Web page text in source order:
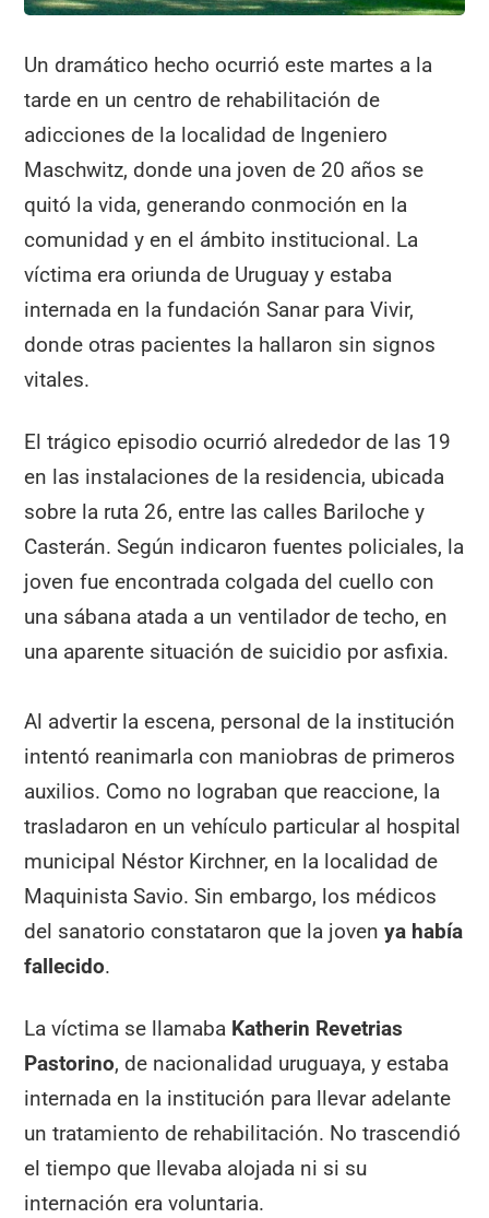
Un dramático hecho ocurrió este martes a la
tarde en un centro de rehabilitación de
adicciones de la localidad de Ingeniero
Maschwitz, donde una joven de 20 años se
quitó la vida, generando conmoción en la
comunidad y en el ámbito institucional. La
víctima era oriunda de Uruguay y estaba
internada en la fundación Sanar para Vivir,
donde otras pacientes la hallaron sin signos
vitales.
El trágico episodio ocurrió alrededor de las 19
en las instalaciones de la residencia, ubicada
sobre la ruta 26, entre las calles Bariloche y
Casterán. Según indicaron fuentes policiales, la
joven fue encontrada colgada del cuello con
una sábana atada a un ventilador de techo, en
una aparente situación de suicidio por asfixia.
Al advertir la escena, personal de la institución
intentó reanimarla con maniobras de primeros
auxilios. Como no lograban que reaccione, la
trasladaron en un vehículo particular al hospital
municipal Néstor Kirchner, en la localidad de
Maquinista Savio. Sin embargo, los médicos
del sanatorio constataron que la joven ya había
fallecido.
La víctima se llamaba Katherin Revetrias
Pastorino, de nacionalidad uruguaya, y estaba
internada en la institución para llevar adelante
un tratamiento de rehabilitación. No trascendió
el tiempo que llevaba alojada ni si su
internación era voluntaria.